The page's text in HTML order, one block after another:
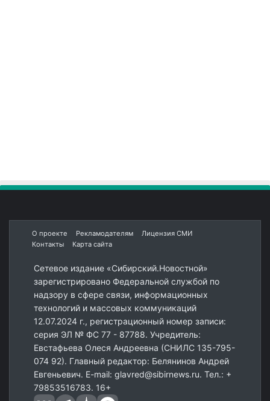
О проекте Рекламодателям
Лицензия СМИ
Контакты
Карта сайта
Сетевое издание «Сибирский.Новостной»
зарегистрировано Федеральной службой по
надзору в сфере связи, информационных
технологий и массовых коммуникаций
12.07.2024 г., регистрационный номер записи:
серия ЭЛ № ФС 77 - 87788. Учредитель:
Евстафьева Олеся Андреевна (СНИЛС 135-795-
074 92). Главный редактор: Белянинов Андрей
Евгеньевич. E-mail: glavred@sibirnews.ru. Тел.: +
79853516783. 16+